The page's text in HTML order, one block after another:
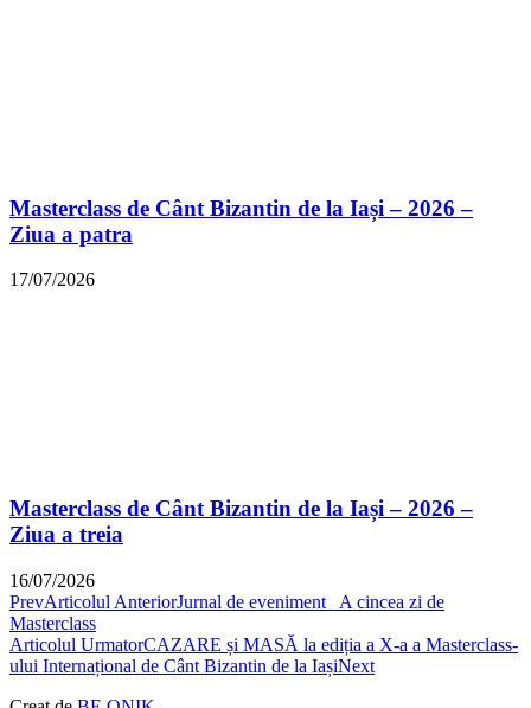
Masterclass de Cânt Bizantin de la Iași – 2026 –
Ziua a patra
17/07/2026
Masterclass de Cânt Bizantin de la Iași – 2026 –
Ziua a treia
16/07/2026
PrevArticolul AnteriorJurnal de eveniment_ A cincea zi de
Masterclass
Articolul UrmatorCAZARE și MASĂ la ediția a X-a a Masterclass-
ului Internațional de Cânt Bizantin de la IașiNext